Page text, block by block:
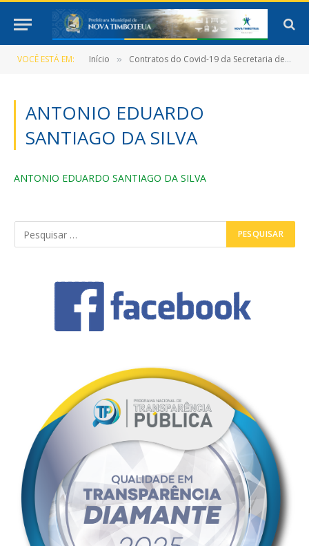
VOCÊ ESTÁ EM: Início » Contratos do Covid-19 da Secretaria de Saúde
ANTONIO EDUARDO
SANTIAGO DA SILVA
ANTONIO EDUARDO SANTIAGO DA SILVA